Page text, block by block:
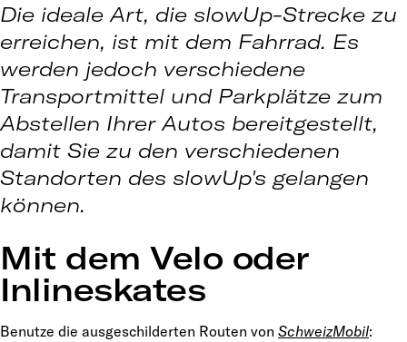
Die ideale Art, die slowUp-Strecke zu
erreichen, ist mit dem Fahrrad. Es
werden jedoch verschiedene
Transportmittel und Parkplätze zum
Abstellen Ihrer Autos bereitgestellt,
damit Sie zu den verschiedenen
Standorten des slowUp's gelangen
können.
Mit dem Velo oder
Inlineskates
Benutze die ausgeschilderten Routen von SchweizMobil: